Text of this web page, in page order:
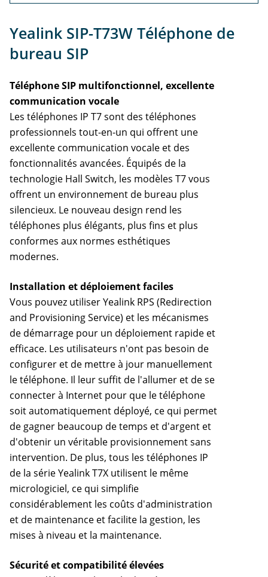
Yealink SIP-T73W Téléphone de
bureau SIP
Téléphone SIP multifonctionnel, excellente
communication vocale
Les téléphones IP T7 sont des téléphones
professionnels tout-en-un qui offrent une
excellente communication vocale et des
fonctionnalités avancées. Équipés de la
technologie Hall Switch, les modèles T7 vous
offrent un environnement de bureau plus
silencieux. Le nouveau design rend les
téléphones plus élégants, plus fins et plus
conformes aux normes esthétiques
modernes.
Installation et déploiement faciles
Vous pouvez utiliser Yealink RPS (Redirection
and Provisioning Service) et les mécanismes
de démarrage pour un déploiement rapide et
efficace. Les utilisateurs n'ont pas besoin de
configurer et de mettre à jour manuellement
le téléphone. Il leur suffit de l'allumer et de se
connecter à Internet pour que le téléphone
soit automatiquement déployé, ce qui permet
de gagner beaucoup de temps et d'argent et
d'obtenir un véritable provisionnement sans
intervention. De plus, tous les téléphones IP
de la série Yealink T7X utilisent le même
micrologiciel, ce qui simplifie
considérablement les coûts d'administration
et de maintenance et facilite la gestion, les
mises à niveau et la maintenance.
Sécurité et compatibilité élevées